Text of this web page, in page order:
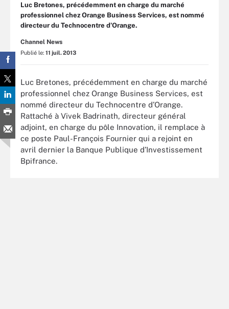
Luc Bretones, précédemment en charge du marché
professionnel chez Orange Business Services, est nommé
directeur du Technocentre d’Orange.
Channel News
Publié le: 11 juil. 2013
Luc Bretones, précédemment en charge du marché
professionnel chez Orange Business Services, est
nommé directeur du Technocentre d’Orange.
Rattaché à Vivek Badrinath, directeur général
adjoint, en charge du pôle Innovation, il remplace à
ce poste Paul-François Fournier qui a rejoint en
avril dernier la Banque Publique d’Investissement
Bpifrance.